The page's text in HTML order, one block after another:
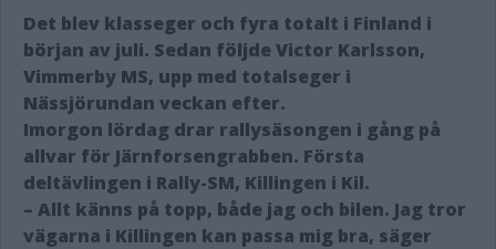
Det blev klasseger och fyra totalt i Finland i
början av juli. Sedan följde Victor Karlsson,
Vimmerby MS, upp med totalseger i
Nässjörundan veckan efter.
Imorgon lördag drar rallysäsongen i gång på
allvar för Järnforsengrabben. Första
deltävlingen i Rally-SM, Killingen i Kil.
– Allt känns på topp, både jag och bilen. Jag tror
vägarna i Killingen kan passa mig bra, säger